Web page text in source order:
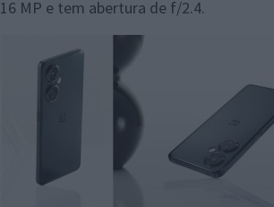
16 MP e tem abertura de f/2.4.